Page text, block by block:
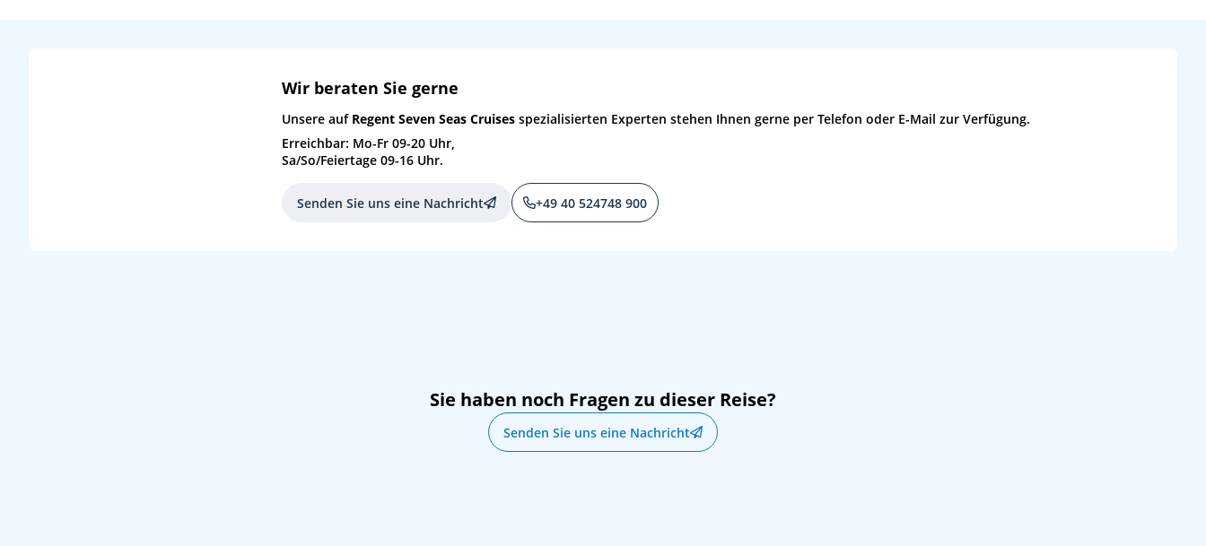
Wir beraten Sie gerne
Unsere auf Regent Seven Seas Cruises spezialisierten Experten stehen Ihnen gerne per Telefon oder E-Mail zur Verfügung.
Erreichbar: Mo-Fr 09-20 Uhr,
Sa/So/Feiertage 09-16 Uhr.
Senden Sie uns eine Nachricht +49 40 524748 900
Sie haben noch Fragen zu dieser Reise?
Senden Sie uns eine Nachricht